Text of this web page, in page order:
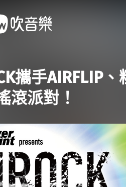
攜手AIRFLIP、
滾派對！